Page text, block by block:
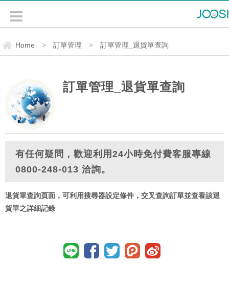
Home > 訂單管理 > 訂單管理_退貨單查詢
訂單管理_退貨單查詢
有任何疑問，歡迎利用24小時免付費客服專線
0800-248-013 洽詢。
退貨單查詢頁面，可利用搜尋器設定條件，交叉查詢訂單並查看該退
貨單之詳細記錄